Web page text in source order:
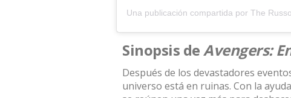
Una publicación compartida por The
Sinopsis de Avengers:
Después de los devastadores
universo está en ruinas. Con la